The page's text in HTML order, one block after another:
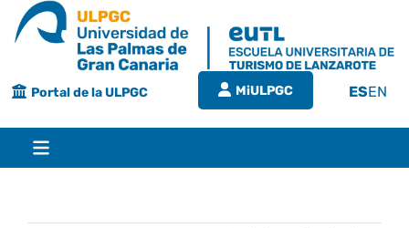
Saltar
Portal de la ULPGC MiULPGC EN
ES
Toggle